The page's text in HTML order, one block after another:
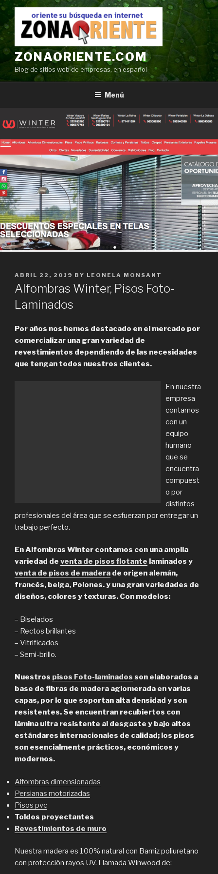
Ir
contenido
ZONAORIENTE.COM
Blog de sitios web de empresas, en español
Menú
POSTED
ON
ABRIL 22, 2019 BY LEONELA MONSANT
Alfombras Winter, Pisos Foto-
Laminados
Por años nos hemos destacado en el mercado por
comercializar una gran variedad de
revestimientos dependiendo de las necesidades
que tengan todos nuestros clientes.
En nuestra
empresa
contamos
con un
equipo
humano
que se
encuentra
compuest
o por
distintos
profesionales del área que se esfuerzan por entregar un
trabajo perfecto.
En Alfombras Winter contamos con una amplia
variedad de venta de pisos flotante laminados y
venta de pisos de madera de origen alemán,
francés, belga, Polones. y una gran variedades de
diseños, colores y texturas. Con modelos:
– Biselados
– Rectos brillantes
– Vitrificados
– Semi-brillo.
Nuestros pisos Foto-laminados son elaborados a
base de fibras de madera aglomerada en varias
capas, por lo que soportan alta densidad y son
resistentes. Se encuentran recubiertos con
lámina ultra resistente al desgaste y bajo altos
estándares internacionales de calidad; los pisos
son esencialmente prácticos, económicos y
modernos.
Alfombras dimensionadas
Persianas motorizadas
Pisos pvc
Toldos proyectantes
Revestimientos de muro
Nuestra madera es 100% natural con Barniz poliuretano
con protección rayos UV. Llamada Winwood de: